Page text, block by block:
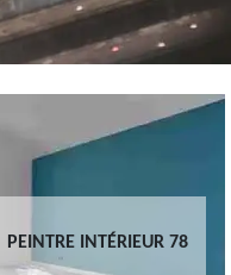
PEINTRE INTÉRIEUR 78